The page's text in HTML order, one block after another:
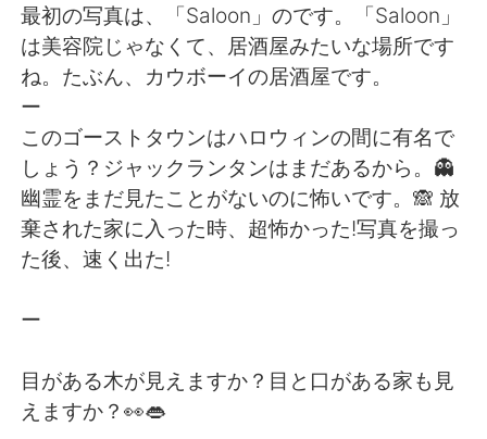
Türkçe Tiếng Việt
Português
最初の写真は、「Saloon」のです。「Saloon」
は美容院じゃなくて、居酒屋みたいな場所です
ね。たぶん、カウボーイの居酒屋です。
ー
このゴーストタウンはハロウィンの間に有名で
しょう？ジャックランタンはまだあるから。👻
幽霊をまだ見たことがないのに怖いです。🙈 放
棄された家に入った時、超怖かった!写真を撮っ
た後、速く出た!
ー
目がある木が見えますか？目と口がある家も見
えますか？👀👄